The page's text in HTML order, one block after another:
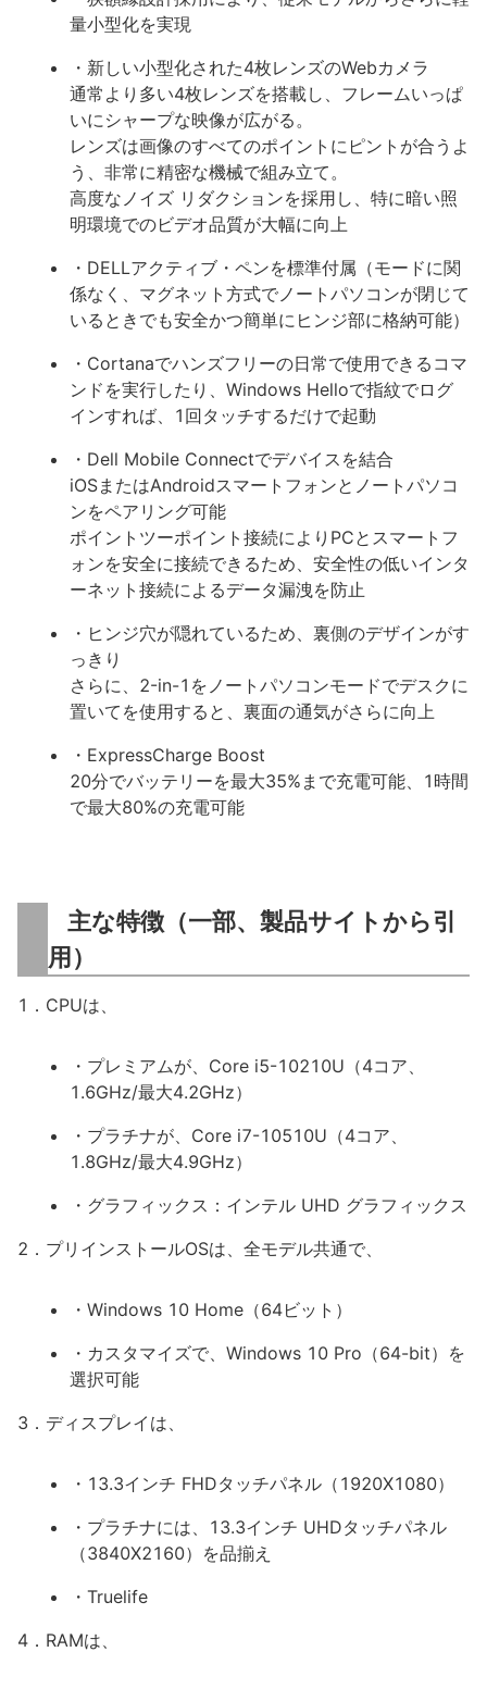
量小型化を実現
・新しい小型化された4枚レンズのWebカメラ
通常より多い4枚レンズを搭載し、フレームいっぱ
いにシャープな映像が広がる。
レンズは画像のすべてのポイントにピントが合うよ
う、非常に精密な機械で組み立て。
高度なノイズ リダクションを採用し、特に暗い照
明環境でのビデオ品質が大幅に向上
・DELLアクティブ・ペンを標準付属（モードに関
係なく、マグネット方式でノートパソコンが閉じて
いるときでも安全かつ簡単にヒンジ部に格納可能）
・Cortanaでハンズフリーの日常で使用できるコマ
ンドを実行したり、Windows Helloで指紋でログ
インすれば、1回タッチするだけで起動
・Dell Mobile Connectでデバイスを結合
iOSまたはAndroidスマートフォンとノートパソコ
ンをペアリング可能
ポイントツーポイント接続によりPCとスマートフ
ォンを安全に接続できるため、安全性の低いインタ
ーネット接続によるデータ漏洩を防止
・ヒンジ穴が隠れているため、裏側のデザインがす
っきり
さらに、2-in-1をノートパソコンモードでデスクに
置いてを使用すると、裏面の通気がさらに向上
・ExpressCharge Boost
20分でバッテリーを最大35%まで充電可能、1時間
で最大80%の充電可能
主な特徴（一部、製品サイトから引
用）
1．CPUは、
・プレミアムが、Core i5-10210U（4コア、
1.6GHz/最大4.2GHz）
・プラチナが、Core i7-10510U（4コア、
1.8GHz/最大4.9GHz）
・グラフィックス：インテル UHD グラフィックス
2．プリインストールOSは、全モデル共通で、
・Windows 10 Home（64ビット）
・カスタマイズで、Windows 10 Pro（64-bit）を
選択可能
3．ディスプレイは、
・13.3インチ FHDタッチパネル（1920X1080）
・プラチナには、13.3インチ UHDタッチパネル
（3840X2160）を品揃え
・Truelife
4．RAMは、